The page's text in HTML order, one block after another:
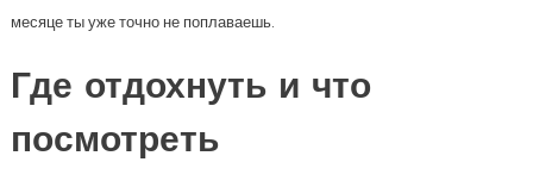
месяце ты уже точно не поплаваешь.
Где отдохнуть и что
посмотреть